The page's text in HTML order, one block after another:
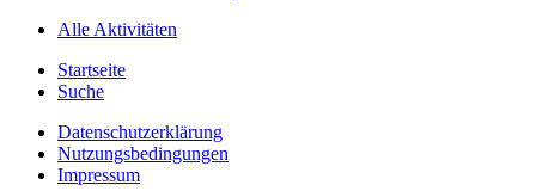
Alle Aktivitäten
Startseite
Suche
Datenschutzerklärung
Nutzungsbedingungen
Impressum